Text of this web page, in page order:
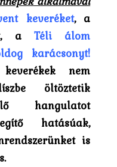
keveréket, a
a Téli álom
karácsonyt!
nem
öltöztetik
hangulatot
hatásúak,
is